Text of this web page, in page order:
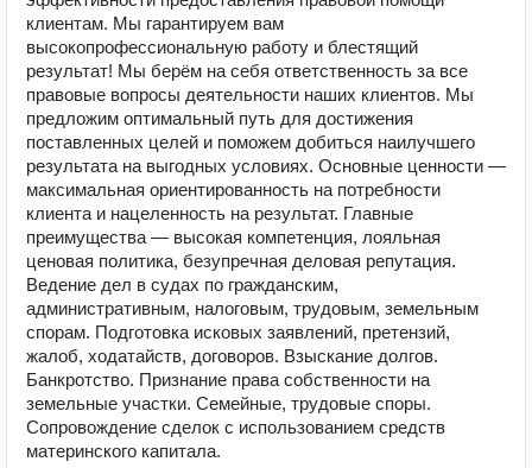
клиентам. Мы гарантируем вам
высокопрофессиональную работу и блестящий
результат! Мы берём на себя ответственность за все
правовые вопросы деятельности наших клиентов. Мы
предложим оптимальный путь для достижения
поставленных целей и поможем добиться наилучшего
результата на выгодных условиях. Основные ценности —
максимальная ориентированность на потребности
клиента и нацеленность на результат. Главные
преимущества — высокая компетенция, лояльная
ценовая политика, безупречная деловая репутация.
Ведение дел в судах по гражданским,
административным, налоговым, трудовым, земельным
спорам. Подготовка исковых заявлений, претензий,
жалоб, ходатайств, договоров. Взыскание долгов.
Банкротство. Признание права собственности на
земельные участки. Семейные, трудовые споры.
Сопровождение сделок с использованием средств
материнского капитала.